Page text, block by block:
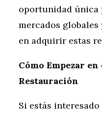
oportunidad única
mercados
en adquirir estas
Cómo Empezar
Restauración
Si estás